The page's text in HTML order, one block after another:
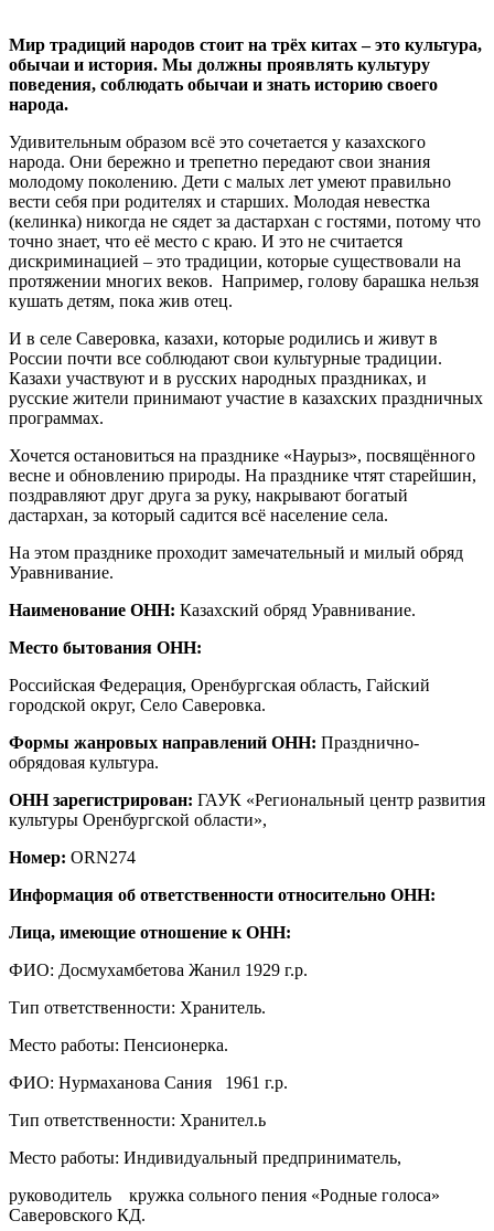
Мир традиций народов стоит на трёх китах – это культура,
обычаи и история. Мы должны проявлять культуру
поведения, соблюдать обычаи и знать историю своего
народа.
Удивительным образом всё это сочетается у казахского
народа. Они бережно и трепетно передают свои знания
молодому поколению. Дети с малых лет умеют правильно
вести себя при родителях и старших. Молодая невестка
(келинка) никогда не сядет за дастархан с гостями, потому что
точно знает, что её место с краю. И это не считается
дискриминацией – это традиции, которые существовали на
протяжении многих веков. Например, голову барашка нельзя
кушать детям, пока жив отец.
И в селе Саверовка, казахи, которые родились и живут в
России почти все соблюдают свои культурные традиции.
Казахи участвуют и в русских народных праздниках, и
русские жители принимают участие в казахских праздничных
программах.
Хочется остановиться на празднике «Наурыз», посвящённого
весне и обновлению природы. На празднике чтят старейшин,
поздравляют друг друга за руку, накрывают богатый
дастархан, за который садится всё население села.
На этом празднике проходит замечательный и милый обряд
Уравнивание.
Наименование ОНН: Казахский обряд Уравнивание.
Место бытования ОНН:
Российская Федерация, Оренбургская область, Гайский
городской округ, Село Саверовка.
Формы жанровых направлений ОНН: Празднично-
обрядовая культура.
ОНН зарегистрирован: ГАУК «Региональный центр развития
культуры Оренбургской области»,
Номер: ORN274
Информация об ответственности относительно ОНН:
Лица, имеющие отношение к ОНН:
ФИО: Досмухамбетова Жанил 1929 г.р.
Тип ответственности: Хранитель.
Место работы: Пенсионерка.
ФИО: Нурмаханова Сания 1961 г.р.
Тип ответственности: Хранител.ь
Место работы: Индивидуальный предприниматель,
руководитель кружка сольного пения «Родные голоса»
Саверовского КД.